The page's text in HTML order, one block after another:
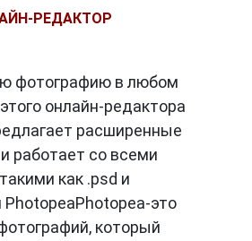
РЕДАКТОР
фотографию в любом
онлайн-редактора
расширенные
работает со всеми
как .psd и
PhotopeaPhotopea-это
который